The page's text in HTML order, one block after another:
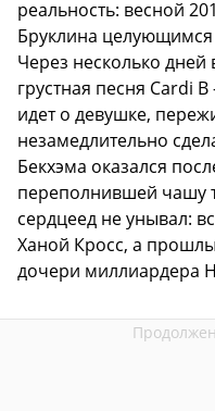
реальность: весной
Бруклина
Через несколько
грустная песня Cardi
идет о девушке,
незамедлительно
Бекхэма оказался
переполнившей чашу
сердцеед не унывал:
Ханой Кросс, а
дочери миллиардера